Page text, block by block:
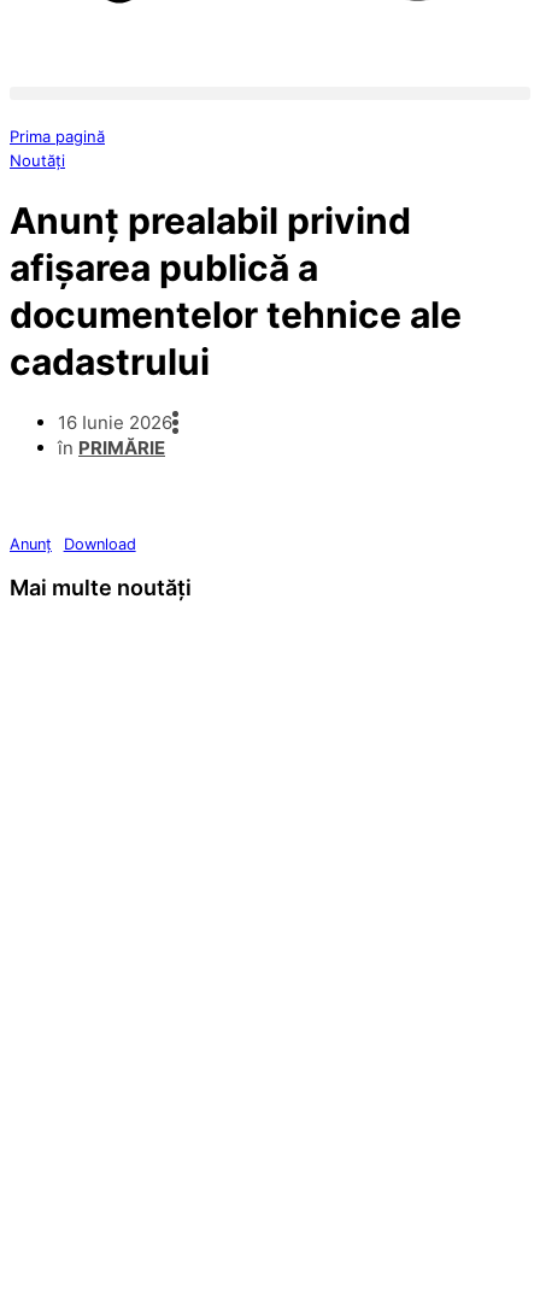
Prima pagină
Noutăți
Anunț prealabil privind
afișarea publică a
documentelor tehnice ale
cadastrului
16 Iunie 2026
în PRIMĂRIE
Anunț Download
Mai multe noutăți